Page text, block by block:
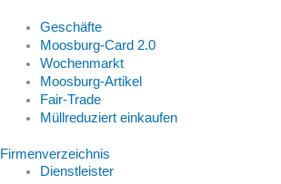
Geschäfte
Moosburg-Card 2.0
Wochenmarkt
Moosburg-Artikel
Fair-Trade
Müllreduziert einkaufen
Firmenverzeichnis
Dienstleister